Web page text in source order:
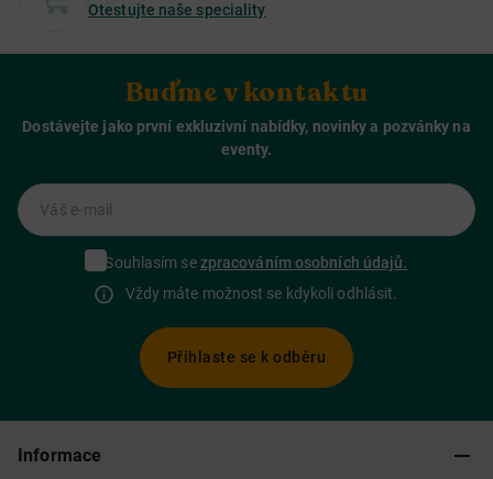
Otestujte naše speciality
Buďme v kontaktu
Dostávejte jako první exkluzivní nabídky, novinky a pozvánky na
eventy.
Váš e-mail
Souhlasím sezpracováním osobních údajů.
Vždy máte možnost se kdykoli odhlásit.
Přihlaste se k odběru
Informace